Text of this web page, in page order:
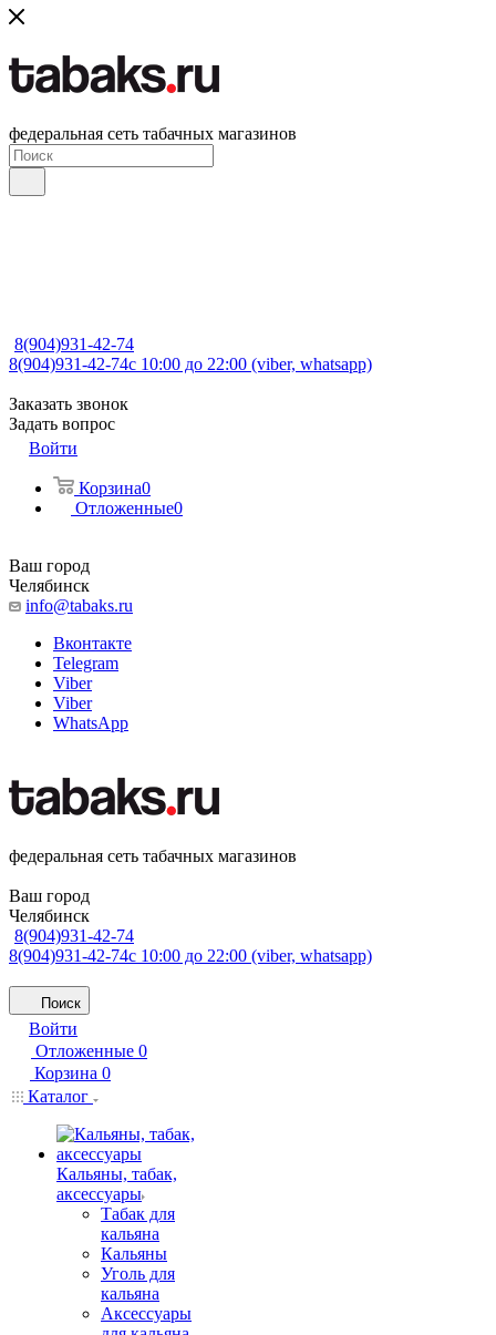
федеральная сеть табачных магазинов
8(904)931-42-74
8(904)931-42-74с 10:00 до 22:00 (viber, whatsapp)
Заказать звонок
Задать вопрос
Войти
Корзина0
Отложенные0
Ваш город
Челябинск
info@tabaks.ru
Вконтакте
Telegram
Viber
Viber
WhatsApp
федеральная сеть табачных магазинов
Ваш город
Челябинск
8(904)931-42-74
8(904)931-42-74с 10:00 до 22:00 (viber, whatsapp)
Поиск
Войти
Отложенные 0
Корзина 0
Каталог
Кальяны, табак,
аксессуары
Табак для
кальяна
Кальяны
Уголь для
кальяна
Аксессуары